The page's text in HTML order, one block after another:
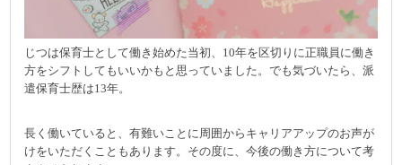
じつは保育士として働き始めた当初、10年を区切りに正職員に働き
方をシフトしてもいいかもと思っていました。でも気づいたら、派
遣保育士歴は13年。
長く働いていると、有難いことに周囲からキャリアアップのお声が
けをいただくこともあります。その度に、今後の働き方について考